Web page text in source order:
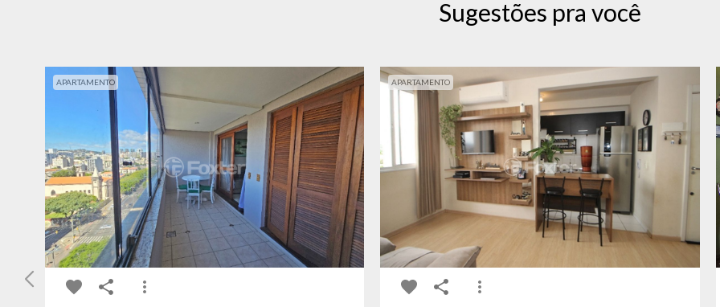
Sugestões pra você
APARTAMENTO APARTAMENTO